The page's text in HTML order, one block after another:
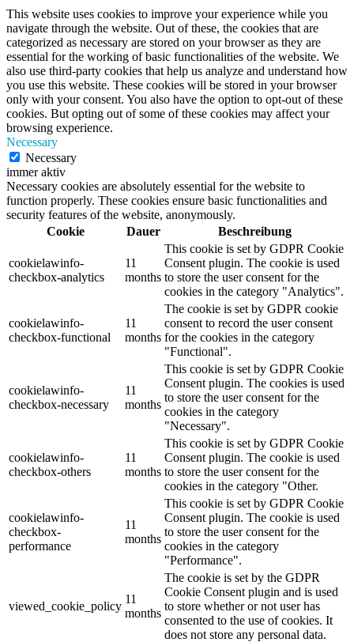
This website uses cookies to improve your experience while you
navigate through the website. Out of these, the cookies that are
categorized as necessary are stored on your browser as they are
essential for the working of basic functionalities of the website. We
also use third-party cookies that help us analyze and understand how
you use this website. These cookies will be stored in your browser
only with your consent. You also have the option to opt-out of these
cookies. But opting out of some of these cookies may affect your
browsing experience.
Necessary
Necessary
immer aktiv
Necessary cookies are absolutely essential for the website to
function properly. These cookies ensure basic functionalities and
security features of the website, anonymously.
Cookie
Dauer Beschreibung
cookielawinfo-
checkbox-analytics
11
months
This cookie is set by GDPR Cookie
Consent plugin. The cookie is used
to store the user consent for the
cookies in the category "Analytics".
cookielawinfo-
checkbox-functional
11
months
The cookie is set by GDPR cookie
consent to record the user consent
for the cookies in the category
"Functional".
cookielawinfo-
checkbox-necessary
11
months
This cookie is set by GDPR Cookie
Consent plugin. The cookies is used
to store the user consent for the
cookies in the category
"Necessary".
cookielawinfo-
checkbox-others
11
months
This cookie is set by GDPR Cookie
Consent plugin. The cookie is used
to store the user consent for the
cookies in the category "Other.
cookielawinfo-
checkbox-
performance
11
months
This cookie is set by GDPR Cookie
Consent plugin. The cookie is used
to store the user consent for the
cookies in the category
"Performance".
viewed_cookie_policy
11
months
The cookie is set by the GDPR
Cookie Consent plugin and is used
to store whether or not user has
consented to the use of cookies. It
does not store any personal data.